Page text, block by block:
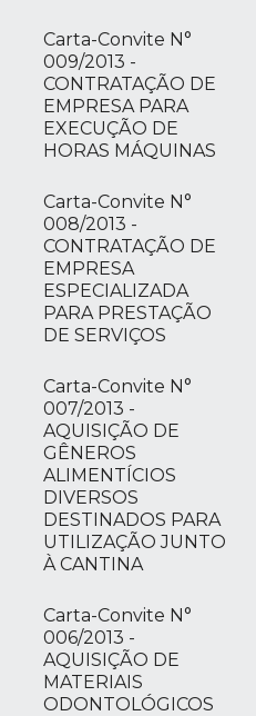
Carta-Convite N°
009/2013 -
CONTRATAÇÃO DE
EMPRESA PARA
EXECUÇÃO DE
HORAS MÁQUINAS
Carta-Convite N°
008/2013 -
CONTRATAÇÃO DE
EMPRESA
ESPECIALIZADA
PARA PRESTAÇÃO
DE SERVIÇOS
Carta-Convite N°
007/2013 -
AQUISIÇÃO DE
GÊNEROS
ALIMENTÍCIOS
DIVERSOS
DESTINADOS PARA
UTILIZAÇÃO JUNTO
À CANTINA
Carta-Convite N°
006/2013 -
AQUISIÇÃO DE
MATERIAIS
ODONTOLÓGICOS